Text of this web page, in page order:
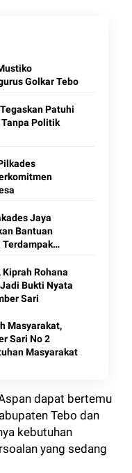
Golkar Tebo
Patuhi
Politik
Jaya
Bantuan
Terdampak
Rohana
Bukti Nyata
Sari
Masyarakat,
Sari No 2
Masyarakat
dapat bertemu
Tebo dan
kebutuhan
yang sedang